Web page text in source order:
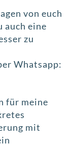
von euch
auch eine
zu
Whatsapp:
für meine
mit